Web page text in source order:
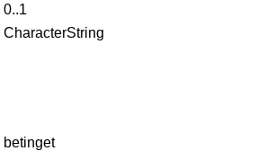
0..1
CharacterString
betinget